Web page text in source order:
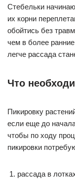
Стебельки
их корни
обойтись без
чем в более
легче рассада
Что
Пикировку
если еще до
чтобы по ходу
пикировки
рассада в